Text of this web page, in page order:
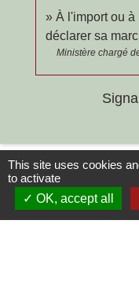
À l'import ou à
déclarer sa
Ministère chargé
This site uses cookies
to activate
OK, accept all